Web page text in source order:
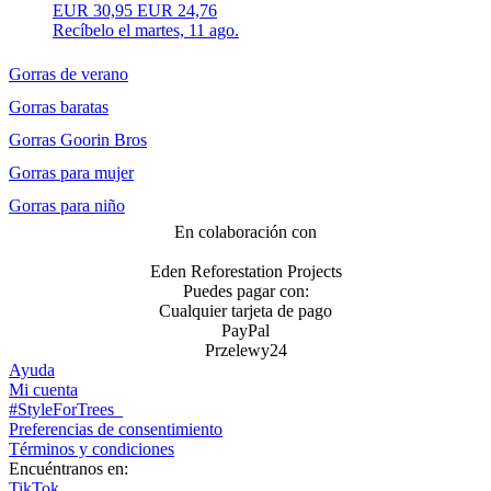
EUR 30,95 EUR 24,76
Recíbelo el martes, 11 ago.
Gorras de verano
Gorras baratas
Gorras Goorin Bros
Gorras para mujer
Gorras para niño
En colaboración con
Eden Reforestation Projects
Puedes pagar con:
Cualquier tarjeta de pago
PayPal
Przelewy24
Ayuda
Mi cuenta
#StyleForTrees
Preferencias de consentimiento
Términos y condiciones
Encuéntranos en: